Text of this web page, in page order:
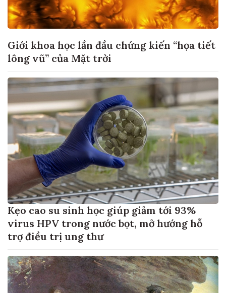
Giới khoa học lần đầu chứng kiến “họa tiết
lông vũ” của Mặt trời
Kẹo cao su sinh học giúp giảm tới 93%
virus HPV trong nước bọt, mở hướng hỗ
trợ điều trị ung thư